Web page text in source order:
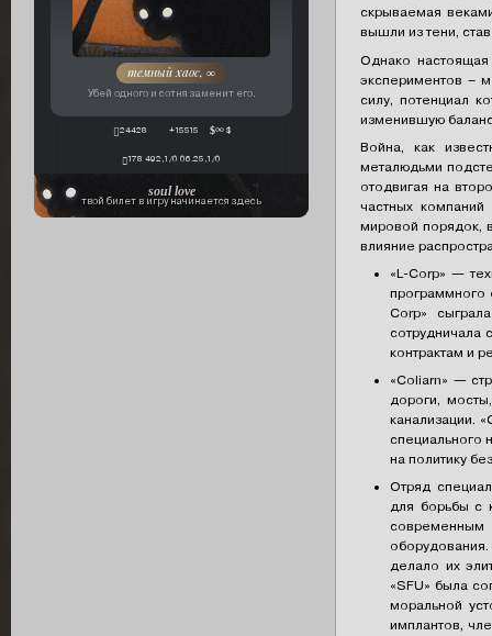
темный хаос, ∞
Убей одного и сотня заменит его.
24428 +15515 ∞ $
178 492,1/0 06.25,1/0
soul love
твой билет в игру начинается здесь
скрываемая
вышли из тени,
Однако
экспериментов –
силу, потенциал
изменившую
Война, как
металюдьми
отодвигая на
частных
мировой порядок,
влияние
«L-Corp» —
программного
Corp»
сотрудничала
контрактам и
«Coliarn» —
дороги,
канализации.
специального
на политику
Отряд
для борьбы с
современным
делало их
«SFU» была
моральной
имплантов,